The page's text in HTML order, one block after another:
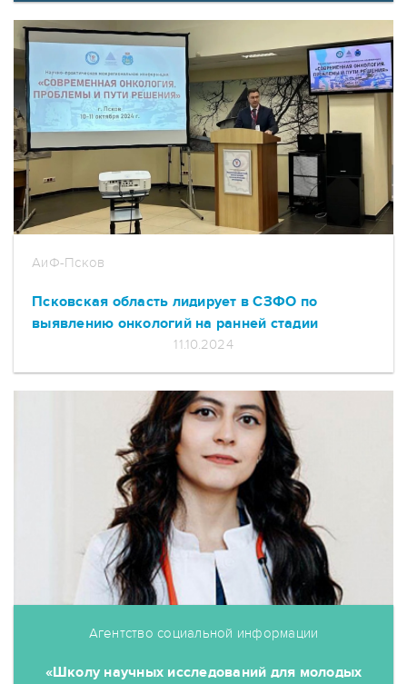
АиФ-Псков
Псковская область лидирует в СЗФО по
выявлению онкологий на ранней стадии
11.10.2024
Агентство социальной информации
«Школу научных исследований для молодых